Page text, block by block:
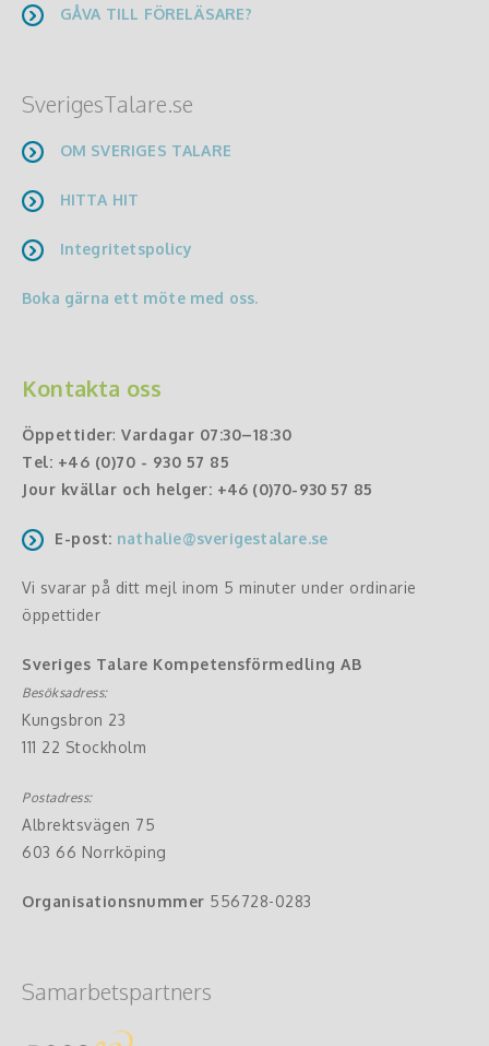
GÅVA TILL FÖRELÄSARE?
SverigesTalare.se
OM SVERIGES TALARE
HITTA HIT
Integritetspolicy
Boka gärna ett möte med oss.
Kontakta oss
Öppettider: Vardagar 07:30–18:30
Tel: +46 (0)70 - 930 57 85
Jour kvällar och helger: +46 (0)70-930 57 85
E-post: nathalie@sverigestalare.se
Vi svarar på ditt mejl inom 5 minuter under ordinarie
öppettider
Sveriges Talare Kompetensförmedling AB
Besöksadress:
Kungsbron 23
111 22 Stockholm
Postadress:
Albrektsvägen 75
603 66 Norrköping
Organisationsnummer 556728-0283
Samarbetspartners